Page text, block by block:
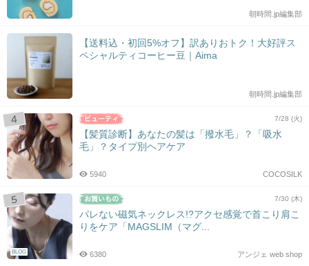
朝時間.jp編集部
【送料込・初回5%オフ】訳ありおトク！大好評ス
ペシャルティコーヒー豆｜Aima
朝時間.jp編集部
7/28 (火)
【髪質診断】あなたの髪は「撥水毛」？「吸水
毛」？タイプ別ヘアケア
COCOSILK
5940
BLOG
7/30 (木)
バレない磁気ネックレス!?アクセ感覚で首こり肩こ
りをケア「MAGSLIM（マグ...
アンジェ web shop
6380